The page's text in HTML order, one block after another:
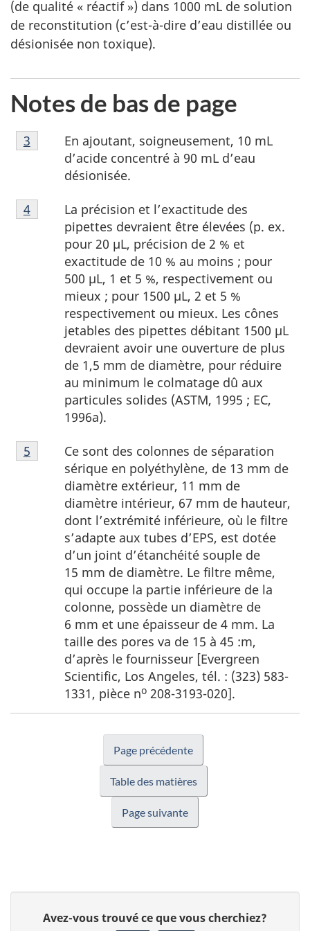
(de qualité « réactif ») dans 1000 mL de solution
de reconstitution (c’est-à-dire d’eau distillée ou
désionisée non toxique).
Notes de bas de page
Notes
de
page
3
En ajoutant, soigneusement, 10 mL
d’acide concentré à 90 mL d’eau
désionisée.
Retour à la référence de la note de bas de page
3
Notes
de
La précision et l’exactitude des
pipettes devraient être élevées (p. ex.
pour 20 µL, précision de 2 % et
exactitude de 10 % au moins ; pour
500 µL, 1 et 5 %, respectivement ou
mieux ; pour 1500 µL, 2 et 5 %
respectivement ou mieux. Les cônes
jetables des pipettes débitant 1500 µL
devraient avoir une ouverture de plus
de 1,5 mm de diamètre, pour réduire
au minimum le colmatage dû aux
particules solides (ASTM, 1995 ; EC,
1996a).
Retour à la référence de la note de bas de page
4
Notes
de
Ce sont des colonnes de séparation
sérique en polyéthylène, de 13 mm de
diamètre extérieur, 11 mm de
diamètre intérieur, 67 mm de hauteur,
dont l’extrémité inférieure, où le filtre
s’adapte aux tubes d’EPS, est dotée
d’un joint d’étanchéité souple de
15 mm de diamètre. Le filtre même,
qui occupe la partie inférieure de la
colonne, possède un diamètre de
6 mm et une épaisseur de 4 mm. La
taille des pores va de 15 à 45 :m,
d’après le fournisseur [Evergreen
Scientific, Los Angeles, tél. : (323) 583-
1331, pièce no208-3193-020].
Retour à la référence de la note de bas de page
5
Page précédente
Table des matières
Page suivante
Avez-vous trouvé ce que vous cherchiez?